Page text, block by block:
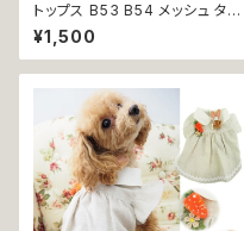
トップス B53 B54 メッシュ タン
ク スリーブレス ノースリーブ 犬
の服 春 夏 ドックウェア カジュ
アル スリーブレス グリーン ブラ
ット 服 犬の服 猫の服 犬服 猫
服 スポーティ 小型犬 返品交換
不可
¥1,500